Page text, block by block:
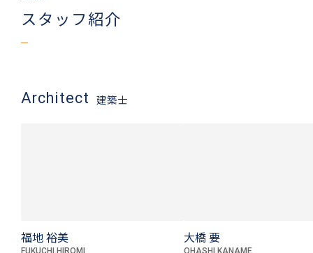
スタッフ紹介
Architect 建築士
福地 裕美
FUKUCHI HIROMI
大橋 要
OHASHI KANAME